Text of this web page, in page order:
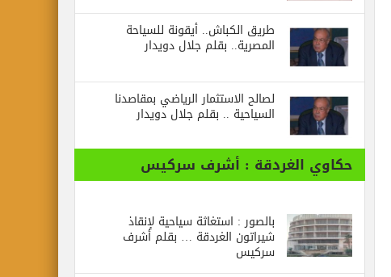
طريق الكباش.. أيقونة للسياحة
المصرية.. بقلم جلال دويدار
لصالح الاستثمار الرياضي بمقاصدنا
السياحية .. بقلم جلال دويدار
حكاوي الغردقة : أشرف سركيس
بالصور : استغاثة سياحية لإنقاذ
شيراتون الغردقة … بقلم أشرف
سركيس